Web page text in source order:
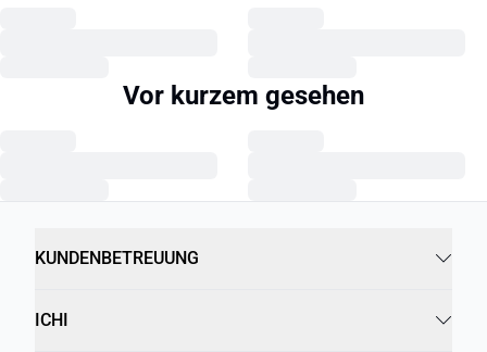
Vor kurzem gesehen
KUNDENBETREUUNG
ICHI